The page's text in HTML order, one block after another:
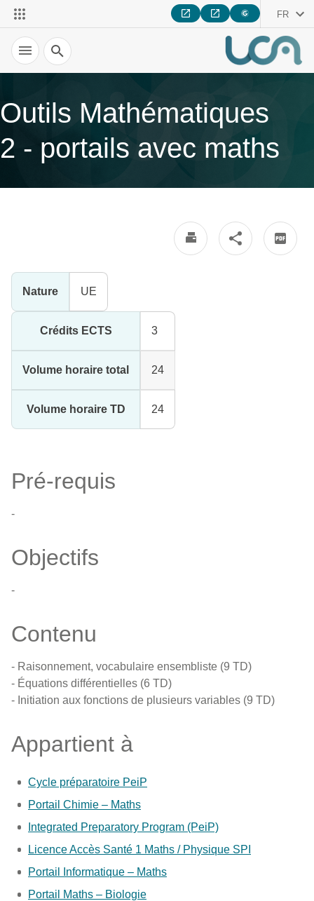
FR
Recherche
Outils Mathématiques
2 - portails avec maths
Nature UE
Crédits ECTS 3
Volume horaire total 24
Volume horaire TD 24
Pré-requis
-
Objectifs
-
Contenu
- Raisonnement, vocabulaire ensembliste (9 TD)
- Équations différentielles (6 TD)
- Initiation aux fonctions de plusieurs variables (9 TD)
Appartient à
Cycle préparatoire PeiP
Portail Chimie – Maths
Integrated Preparatory Program (PeiP)
Licence Accès Santé 1 Maths / Physique SPI
Portail Informatique – Maths
Portail Maths – Biologie